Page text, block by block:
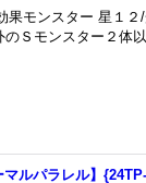
モンスター 星１
のＳモンスター２体
マルパラレル】